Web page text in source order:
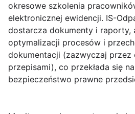
okresowe szkolenia
elektronicznej ewidencji. IS-
dostarcza dokumenty i raporty,
optymalizacji procesów i
dokumentacji (zazwyczaj przez
przepisami), co przekłada się
bezpieczeństwo prawne